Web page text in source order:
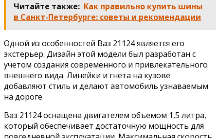
Читайте также: Как правильно купить шины
в Санкт-Петербурге: советы и рекомендации
Одной из особенностей Ваз 21124 является его
экстерьер. Дизайн этой модели был разработан с
учетом создания современного и привлекательного
внешнего вида. Линейки и гнета на кузове
добавляют стиль и делают автомобиль узнаваемым
на дороге.
Ваз 21124 оснащена двигателем объемом 1,5 литра,
который обеспечивает достаточную мощность для